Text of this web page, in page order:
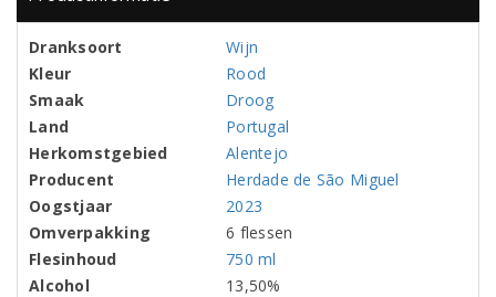
Dranksoort
Wijn
Kleur
Rood
Smaak
Droog
Land
Portugal
Herkomstgebied
Alentejo
Producent
Herdade de São Miguel
Oogstjaar
2023
Omverpakking
6 flessen
Flesinhoud
750 ml
Alcohol
13,50%